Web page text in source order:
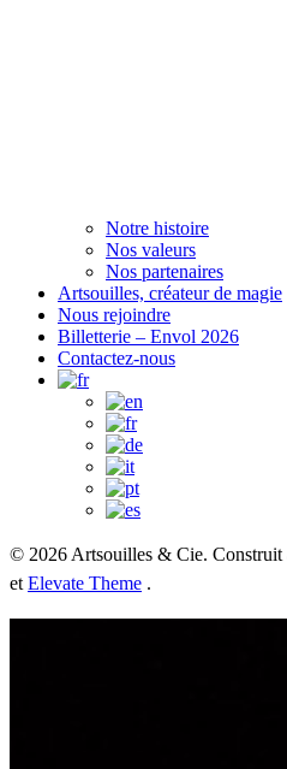
Notre histoire
Nos valeurs
Nos partenaires
Artsouilles, créateur de magie
Nous rejoindre
Billetterie – Envol 2026
Contactez-nous
© 2026 Artsouilles & Cie.
et Elevate Theme .